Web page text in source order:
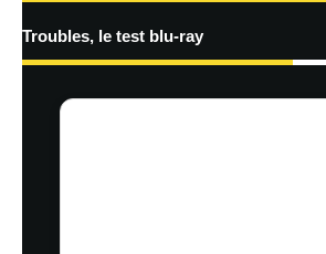
Troubles, le test blu-ray